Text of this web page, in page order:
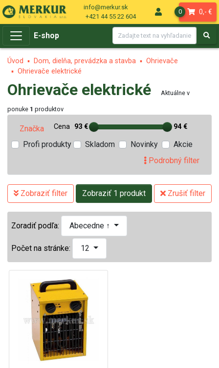
info@merkur.sk
+421 44 55 22 604
0 0,- €
E-shop
Úvod Dom, dielňa, prevádzka a stavba
Ohrievače
Ohrievače elektrické
Ohrievače elektrické Aktuálne v
ponuke 1 produktov
Značka Cena 93 € 94 €
Profi produkty Skladom Novinky
Akcie
Podrobný filter
Zobraziť filter Zobraziť 1 produkt Zrušiť filter
Zoradiť podľa: Abecedne ↑
Počet na stránke: 12